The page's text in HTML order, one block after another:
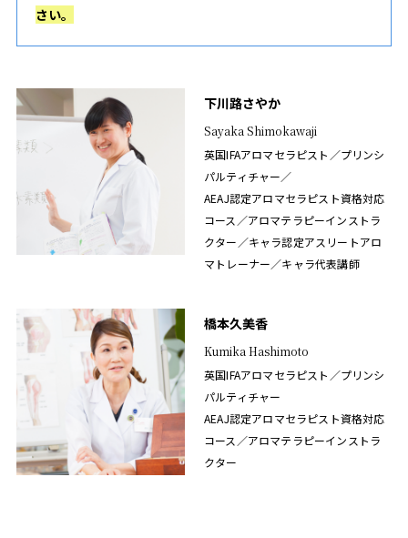
さい。
下川路さやか
Sayaka Shimokawaji
英国IFAアロマセラピスト／プリンシ
パルティチャー／
AEAJ認定アロマセラピスト資格対応
コース／アロマテラピーインストラ
クター／キャラ認定アスリートアロ
マトレーナー／キャラ代表講師
橋本久美香
Kumika Hashimoto
英国IFAアロマセラピスト／プリンシ
パルティチャー
AEAJ認定アロマセラピスト資格対応
コース／アロマテラピーインストラ
クター